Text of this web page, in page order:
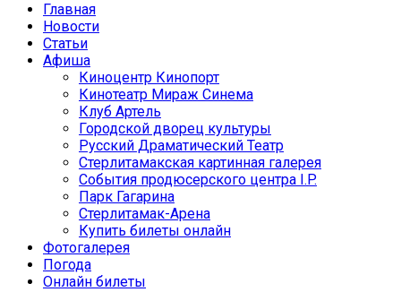
Главная
Новости
Статьи
Афиша
Киноцентр Кинопорт
Кинотеатр Мираж Синема
Клуб Артель
Городской дворец культуры
Русский Драматический Театр
Стерлитамакская картинная галерея
События продюсерского центра I.P.
Парк Гагарина
Стерлитамак-Арена
Купить билеты онлайн
Фотогалерея
Погода
Онлайн билеты